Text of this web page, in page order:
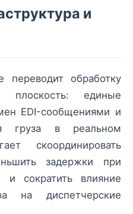
и
переводит обработку
плоскость: единые
EDI-сообщениями и
груза в реальном
скоординировать
задержки при
и сократить влияние
на диспетчерские